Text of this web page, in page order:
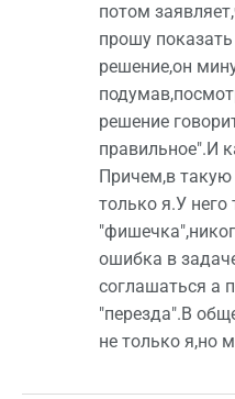
потом
прошу
решение,он
решение
правильное".И
Причем,в
только я.У него
ошибка в
соглашаться а
"перезда".В
не только я,но